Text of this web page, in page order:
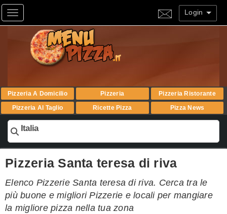
Toggle navigation Login
Pizzeria A Domicilio Pizzeria
Pizzeria Ristorante
Pizzeria Al Taglio
Ricette Pizza Pizza News
Italia
Pizzeria Santa teresa di riva
Elenco Pizzerie Santa teresa di riva. Cerca tra le
più buone e migliori Pizzerie e locali per mangiare
la migliore pizza nella tua zona